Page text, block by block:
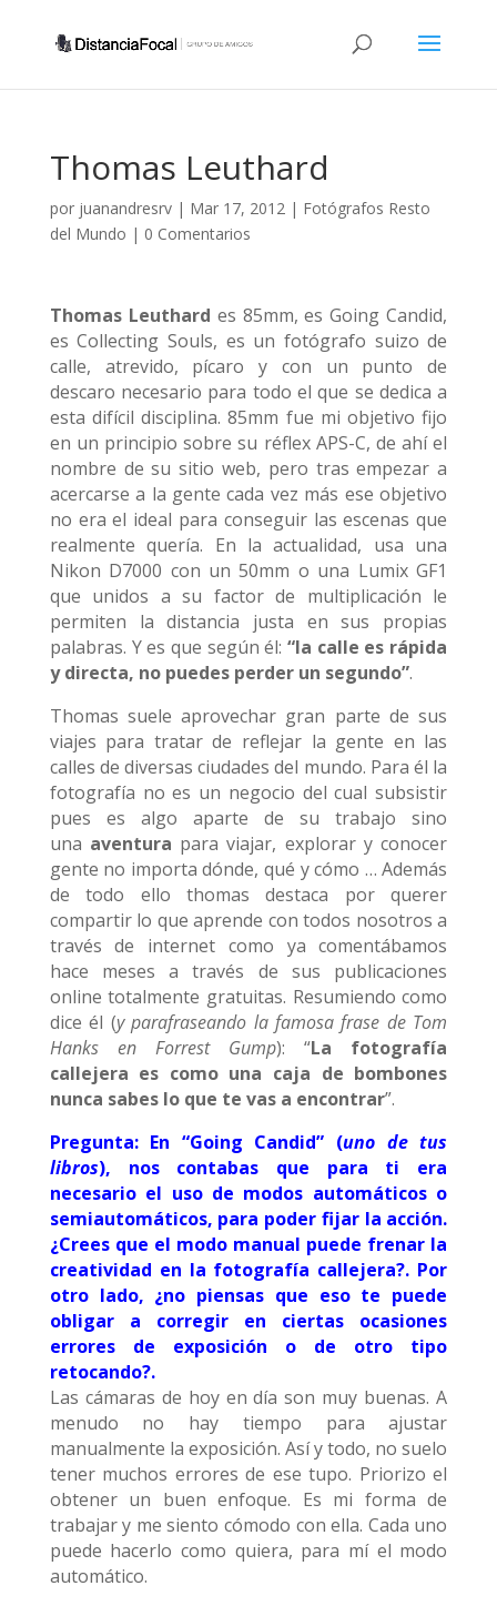
Thomas Leuthard
por juanandresrv| Mar 17, 2012| Fotógrafos Resto
del Mundo | 0 Comentarios
Thomas Leuthard es 85mm, es Going Candid,
es Collecting Souls, es un fotógrafo suizo de
calle, atrevido, pícaro y con un punto de
descaro necesario para todo el que se dedica a
esta difícil disciplina. 85mm fue mi objetivo fijo
en un principio sobre su réflex APS-C, de ahí el
nombre de su sitio web, pero tras empezar a
acercarse a la gente cada vez más ese objetivo
no era el ideal para conseguir las escenas que
realmente quería. En la actualidad, usa una
Nikon D7000 con un 50mm o una Lumix GF1
que unidos a su factor de multiplicación le
permiten la distancia justa en sus propias
palabras. Y es que según él:“la calle es rápida
y directa, no puedes perder un segundo”.
Thomas suele aprovechar gran parte de sus
viajes para tratar de reflejar la gente en las
calles de diversas ciudades del mundo. Para él la
fotografía no es un negocio del cual subsistir
pues es algo aparte de su trabajo sino
una aventura para viajar, explorar y conocer
gente no importa dónde, qué y cómo … Además
de todo ello thomas destaca por querer
compartir lo que aprende con todos nosotros a
través de internet como ya comentábamos
hace meses a través de sus publicaciones
online totalmente gratuitas. Resumiendo como
dice él (y parafraseando la famosa frase de Tom
Hanks en Forrest Gump): “La fotografía
callejera es como una caja de bombones
nunca sabes lo que te vas a encontrar”.
Pregunta: En “Going Candid” (uno de tus
libros), nos contabas que para ti era
necesario el uso de modos automáticos o
semiautomáticos, para poder fijar la acción.
¿Crees que el modo manual puede frenar la
creatividad en la fotografía callejera?. Por
otro lado, ¿no piensas que eso te puede
obligar a corregir en ciertas ocasiones
errores de exposición o de otro tipo
retocando?.
Las cámaras de hoy en día son muy buenas. A
menudo no hay tiempo para ajustar
manualmente la exposición. Así y todo, no suelo
tener muchos errores de ese tupo. Priorizo el
obtener un buen enfoque. Es mi forma de
trabajar y me siento cómodo con ella. Cada uno
puede hacerlo como quiera, para mí el modo
automático.